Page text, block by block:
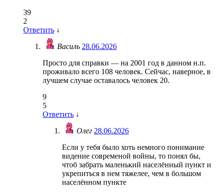
39
2
Ответить ↓
Василь 28.06.2026
Просто для справки — на 2001 год в данном н.п.
проживало всего 108 человек. Сейчас, наверное, в
лучшем случае оставалось человек 20.
9
5
Ответить ↓
Олег 28.06.2026
Если у тебя было хоть немного понимание
видение современой войны, то понял бы,
чтоб забрать маленький населённый пункт и
укрепиться в нем тяжелее, чем в большом
населённом пункте